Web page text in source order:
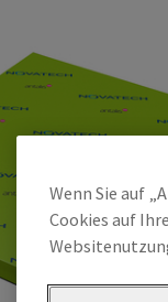
Wenn Sie auf
Cookies auf